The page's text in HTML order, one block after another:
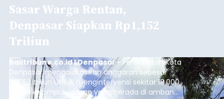
Sasar Warga Rentan,
Denpasar Siapkan Rp1,152
Triliun
balitribune.co.id I Denpasar - Pemerintah Kota
Denpasar mengalokasikan anggaran sebesar
Rp1,152 triliun untuk mengintervensi sekitar 18.000
warga kelompok rentan yang berada di ambang